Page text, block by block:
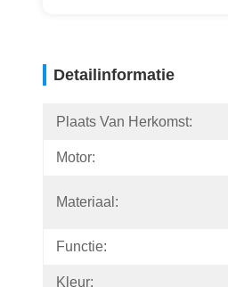
Detailinformatie
Plaats Van Herkomst:
Motor:
Materiaal:
Functie:
Kleur: